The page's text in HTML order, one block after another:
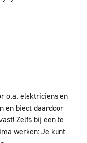
o.a. elektriciens en
en biedt daardoor
Zelfs bij een te
werken: Je kunt